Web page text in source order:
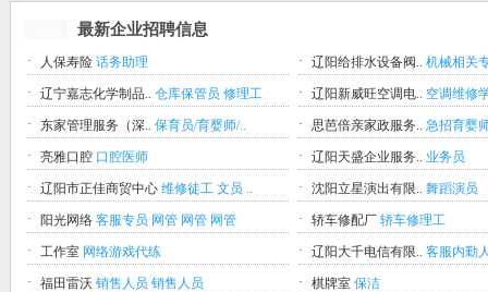
最新企业招聘信息
· 人保寿险 话务助理 · 辽阳给排水设备阀.. 机械相关
·
辽宁嘉志化学制品.. 仓库保管员 修理工 · 辽阳新威旺空调电.. 空调维修
·
东家管理服务（深.. 保育员/育婴师/.. · 思芭倍亲家政服务.. 急招育婴
·
亮雅口腔 口腔医师 · 辽阳天盛企业服务.. 业务员
·
辽阳市正佳商贸中心 维修徒工 文员 .. · 沈阳立星演出有限.. 舞蹈演员
·
阳光网络 客服专员 网管 网管 网管 · 轿车修配厂 轿车修理工
·
工作室 网络游戏代练 · 辽阳大千电信有限.. 客服内勤
·
福田雷沃 销售人员 销售人员 · 棋牌室 保洁